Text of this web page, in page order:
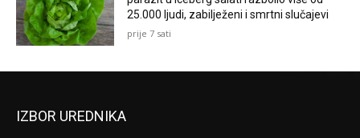
25.000 ljudi, zabilježeni i smrtni slučajevi
prije 7 sati
IZBOR UREDNIKA